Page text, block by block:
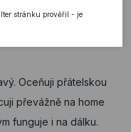
jsou tvoje první
širší rodiny
Oceňuji přátelskou
převážně na home
funguje i na dálku.